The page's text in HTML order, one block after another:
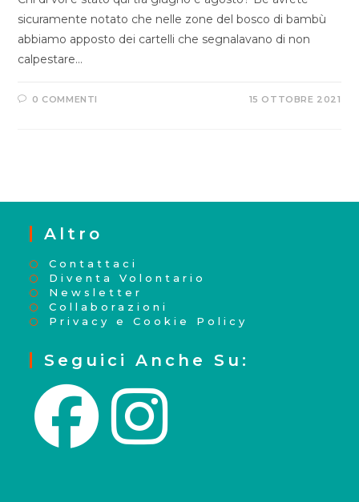
sicuramente notato che nelle zone del bosco di bambù
abbiamo apposto dei cartelli che segnalavano di non
calpestare…
0 COMMENTI 15 OTTOBRE 2021
Altro
Contattaci
Diventa Volontario
Newsletter
Collaborazioni
Privacy e Cookie Policy
Seguici Anche Su: